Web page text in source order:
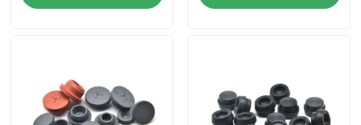
Tuffatore di gomma della siringa